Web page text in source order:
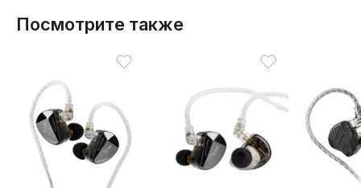
Посмотрите также